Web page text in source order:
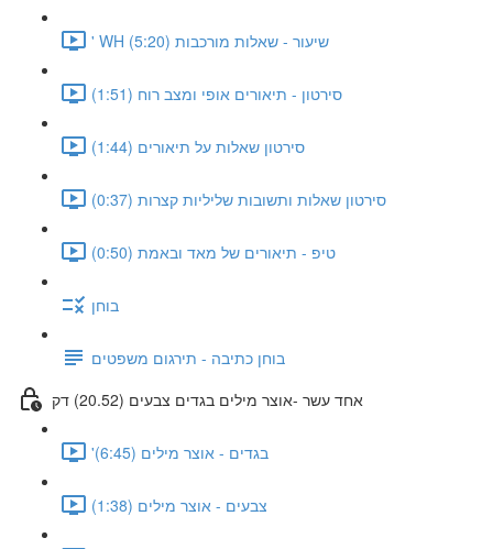
' WH שיעור - שאלות מורכבות (5:20)
סירטון - תיאורים אופי ומצב רוח (1:51)
סירטון שאלות על תיאורים (1:44)
סירטון שאלות ותשובות שליליות קצרות (0:37)
טיפ - תיאורים של מאד ובאמת (0:50)
בוחן
בוחן כתיבה - תירגום משפטים
אחד עשר -אוצר מילים בגדים צבעים (20.52) דק
'בגדים - אוצר מילים (6:45)
צבעים - אוצר מילים (1:38)